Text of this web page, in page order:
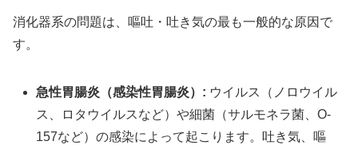
消化器系の問題は、嘔吐・吐き気の最も一般的な原因で
す。
急性胃腸炎（感染性胃腸炎）: ウイルス（ノロウイル
ス、ロタウイルスなど）や細菌（サルモネラ菌、O-
157など）の感染によって起こります。吐き気、嘔